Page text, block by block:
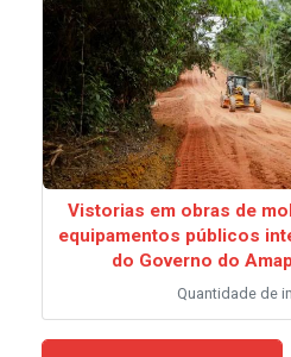
Vistorias em obras de
equipamentos públicos
do Governo do
Quantidade de